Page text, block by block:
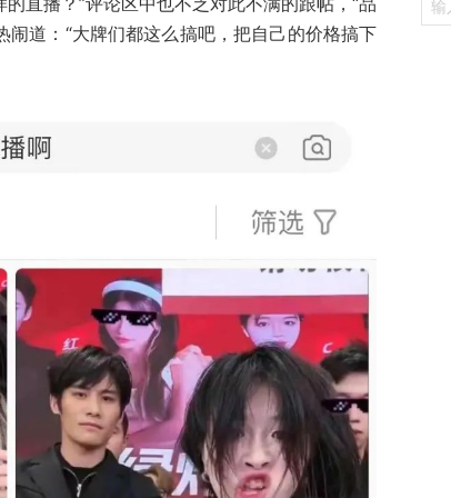
道：“大牌们都这么搞吧，把自己的价格搞下